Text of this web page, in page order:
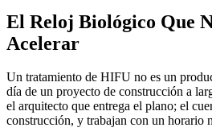
El Reloj Biológico Que
Acelerar
Un tratamiento de HIFU no es un
día de un proyecto de construcción a
el arquitecto que entrega el plano; el
construcción, y trabajan con un horario